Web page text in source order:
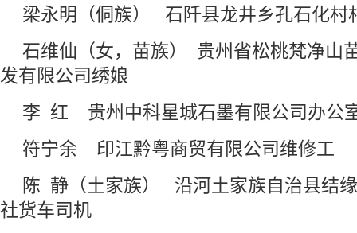
梁永明（侗族） 石阡县龙井乡孔石化
石维仙（女，苗族） 贵州省松桃梵净山
发有限公司绣娘
李 红 贵州中科星城石墨有限公司办公
符宁余 印江黔粤商贸有限公司维修工
陈 静（土家族） 沿河土家族自治县结
社货车司机